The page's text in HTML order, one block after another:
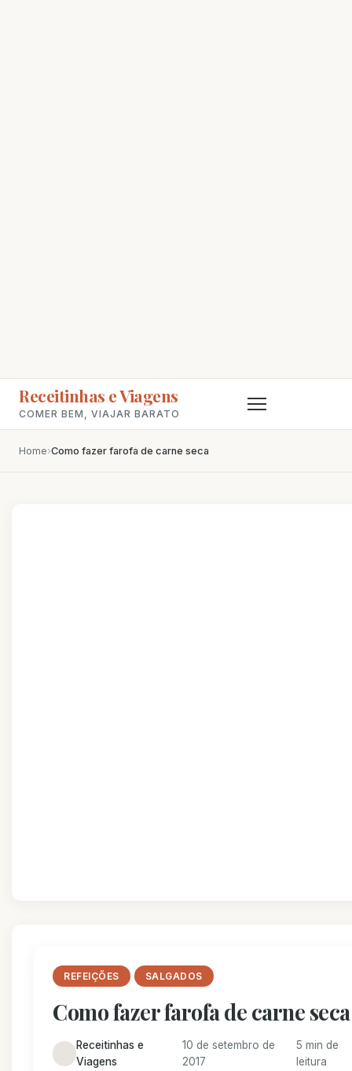
Receitinhas e Viagens
COMER BEM, VIAJAR BARATO
Home›Como fazer farofa de carne seca
REFEIÇÕES SALGADOS
Como fazer farofa de carne seca
Receitinhas e
Viagens
10 de setembro de
2017
5 min de
leitura